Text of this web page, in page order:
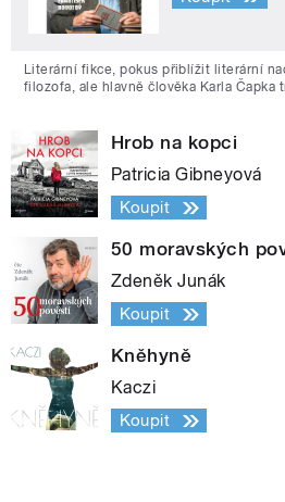
Literární fikce, pokus přiblížit literární
filozofa, ale hlavně člověka Karla Čapka
Hrob na kopci
Patricia Gibneyová
Koupit
50 moravských
Zdeněk Junák
Koupit
Kněhyně
Kaczi
Koupit